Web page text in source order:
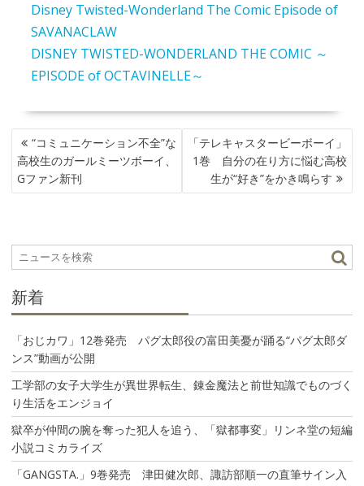
Disney Twisted-Wonderland The Comic Episode of
SAVANACLAW
DISNEY TWISTED-WONDERLAND THE COMIC ～
EPISODE of OCTAVINELLE～
投
稿
ナ
ビ
シ
ョ
“コミュニケーション不全”な
高校生のガールミーツボーイ、
Gファン新刊
「テレキャスタービーボーイ」
1巻 自分の在り方に悩む高校
生が“好き”をかき鳴らす
新着
「おじカワ」12巻発売 パグ太郎役の富田美憂が踊る“パグ太郎ダ
ンス”動画が公開
工学部の女子大学生が異世界転生、錬金魔法と前世知識でものづく
り生活をエンジョイ
獄卒が仲間の腕を奪った犯人を追う、「獄都事変」リンネ堂の短編
小説コミカライズ
「GANGSTA.」9巻発売 津田健次郎、諏訪部順一の直筆サイン入